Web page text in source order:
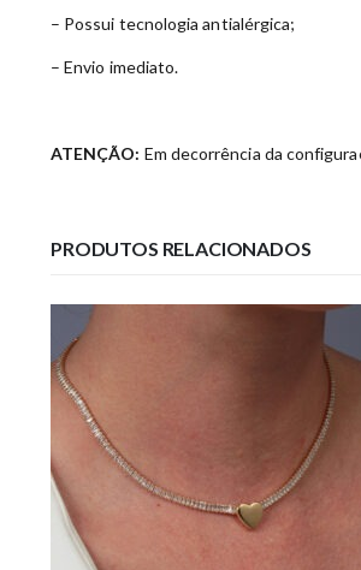
– Possui tecnologia antialérgica;
– Envio imediato.
ATENÇÃO: Em decorrência da
PRODUTOS RELACIONADOS